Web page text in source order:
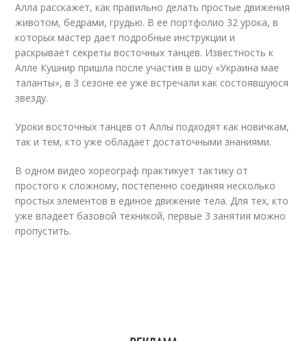
Алла расскажет, как правильно делать простые движения
животом, бедрами, грудью. В ее портфолио 32 урока, в
которых мастер дает подробные инструкции и
раскрывает секреты восточных танцев. Известность к
Алле Кушнир пришла после участия в шоу «Украина мае
таланты», в 3 сезоне ее уже встречали как состоявшуюся
звезду.
Уроки восточных танцев от Аллы подходят как новичкам,
так и тем, кто уже обладает достаточными знаниями.
В одном видео хореограф практикует тактику от
простого к сложному, постепенно соединяя несколько
простых элементов в единое движение тела. Для тех, кто
уже владеет базовой техникой, первые 3 занятия можно
пропустить.